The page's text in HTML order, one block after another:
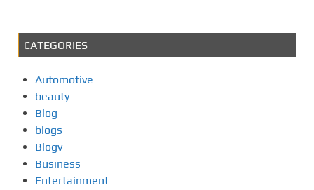
CATEGORIES
Automotive
beauty
Blog
blogs
Blogv
Business
Entertainment